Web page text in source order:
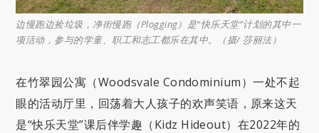
边慢跑边捡垃圾，净街慢跑（Plogging）是“快乐天堂”计划的其中一
项活动，参与的学童、职工和志工都乐在其中。（摄/ 莎丽法）
在竹翠园公寓（Woodsvale Condominium）一处不起
眼的活动厅里，回荡着大人孩子的欢声笑语，原来这天
是“快乐天堂”课后伴学趣（Kidz Hideout）在2022年的